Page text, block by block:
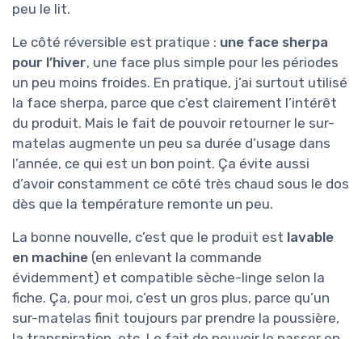
peu le lit.
Le côté réversible est pratique : une face sherpa
pour l’hiver, une face plus simple pour les périodes
un peu moins froides. En pratique, j’ai surtout utilisé
la face sherpa, parce que c’est clairement l’intérêt
du produit. Mais le fait de pouvoir retourner le sur-
matelas augmente un peu sa durée d’usage dans
l’année, ce qui est un bon point. Ça évite aussi
d’avoir constamment ce côté très chaud sous le dos
dès que la température remonte un peu.
La bonne nouvelle, c’est que le produit est lavable
en machine (en enlevant la commande
évidemment) et compatible sèche-linge selon la
fiche. Ça, pour moi, c’est un gros plus, parce qu’un
sur-matelas finit toujours par prendre la poussière,